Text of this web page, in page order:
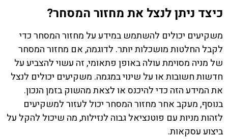
כיצד ניתן לנצל את מחזור המסחר?
משקיעים יכולים להשתמש במידע על מחזור המסחר כדי
לקבל החלטות מושכלות יותר. לדוגמה, אם מחזור המסחר
של מניה מסוימת עולה באופן פתאומי, זה עשוי להצביע על
חדשות חשובות או על שינוי במגמה. משקיעים יכולים לנצל
את המידע הזה כדי להיכנס או לצאת מהשוק בזמן הנכון.
בנוסף, מעקב אחר מחזור המסחר יכול לעזור למשקיעים
לזהות מניות עם פוטנציאל גבוה לנזילות, מה שיכול להקל על
ביצוע עסקאות.